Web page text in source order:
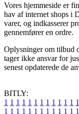
Vores hjemmeside er
hav af internet shops i
varer, og indkasserer
gennemfører en ordre.
Oplysninger om tilbud
tager ikke ansvar for
senest opdaterede de
BITLY:
1 1 1 1 1 1 1 1 1 1 1 1 1
1 1 1 1 1 1 1 1 1 1 1 1 1